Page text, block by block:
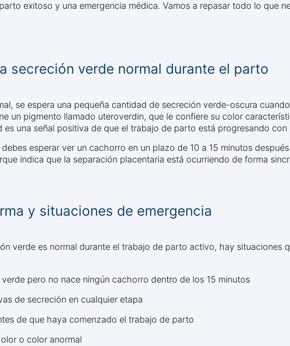
exitoso y una emergencia médica. Vamos a repasar todo lo que
secreción verde normal durante el parto
se espera una pequeña cantidad de secreción verde-oscura
un pigmento llamado uteroverdin, que le confiere su color
es una señal positiva de que el trabajo de parto está progresando con
esperar ver un cachorro en un plazo de 10 a 15 minutos
indica que la separación placentaria está ocurriendo de forma
y situaciones de emergencia
verde es normal durante el trabajo de parto activo, hay situaciones
pero no nace ningún cachorro dentro de los 15 minutos
de secreción en cualquier etapa
de que haya comenzado el trabajo de parto
o color anormal